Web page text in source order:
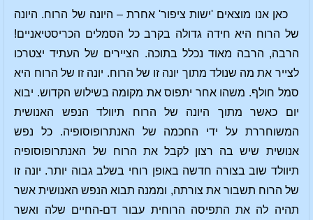
כאן אנו מוצאים 'ישות ציפור' אחרת – היונה של הרוח. היונה
של הרוח היא חידה גדולה בקרב כל הסמלים הכריסטיאניים!
הרבה, הרבה מאוד נכלל בתוכה. הציירים של העתיד יצטרכו
לצייר את מה שנולד מתוך יונה זו של הרוח. יונה זו של הרוח היא
סמל חולף. משהו אחר יתפוס את מקומה בשילוש הקדוש. יבוא
יום כאשר מתוך היונה של הרוח תיוולד הנפש האנושית
המשוחררת על ידי החכמה של האנתרופוסופיה. כל נפש
אנושית שיש בה רצון לקבל את הרוח של האנתרופוסופיה
תיוולד שוב בצורה חדשה באופן רוחי בשלב גבוה יותר. יונה זו
של הרוח תשבור את צורתה, וממנה תבוא הנפש האנושית אשר
תהיה לה את התפיסה הרוחית עבור דם-החיים שלה ואשר